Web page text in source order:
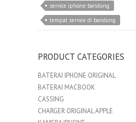
service iphone bandung
tempat service di bandung
PRODUCT CATEGORIES
BATERAI IPHONE ORIGINAL
BATERAI MACBOOK
CASSING
CHARGER ORIGINAL APPLE